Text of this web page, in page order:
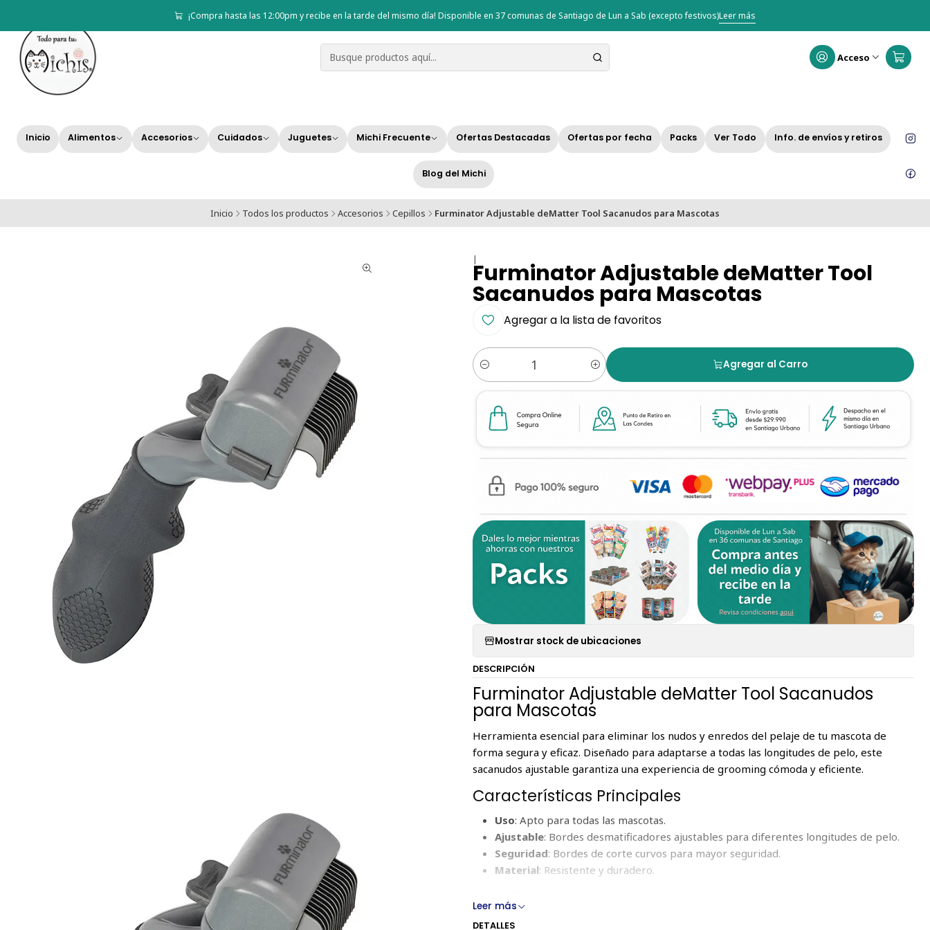
Acceso
Inicio Alimentos Accesorios Cuidados Juguetes Michi Frecuente Ofertas Destacadas Ofertas por fecha Packs Ver Todo Info. de envíos y retiros
Blog del Michi
¡Compra hasta las 12:00pm y recibe en la tarde del mismo día! Disponible en 37 comunas de Santiago de Lun a Sab (excepto festivos)Leer más
Inicio Todos los productos Accesorios Cepillos Furminator Adjustable deMatter Tool Sacanudos para Mascotas
|Furminator Adjustable deMatter Tool
Sacanudos para Mascotas
Agregar a la lista de favoritos
Cantidad
Agregar al Carro
Mostrar stock de ubicaciones
DESCRIPCIÓN
Furminator Adjustable deMatter Tool Sacanudos
para Mascotas
Herramienta esencial para eliminar los nudos y enredos del pelaje de tu mascota de
forma segura y eficaz. Diseñado para adaptarse a todas las longitudes de pelo, este
sacanudos ajustable garantiza una experiencia de grooming cómoda y eficiente.
Características Principales
Uso: Apto para todas las mascotas.
Ajustable: Bordes desmatificadores ajustables para diferentes longitudes de pelo.
Seguridad: Bordes de corte curvos para mayor seguridad.
Material: Resistente y duradero.
Beneficios
Comodidad
Leer más
DETALLES